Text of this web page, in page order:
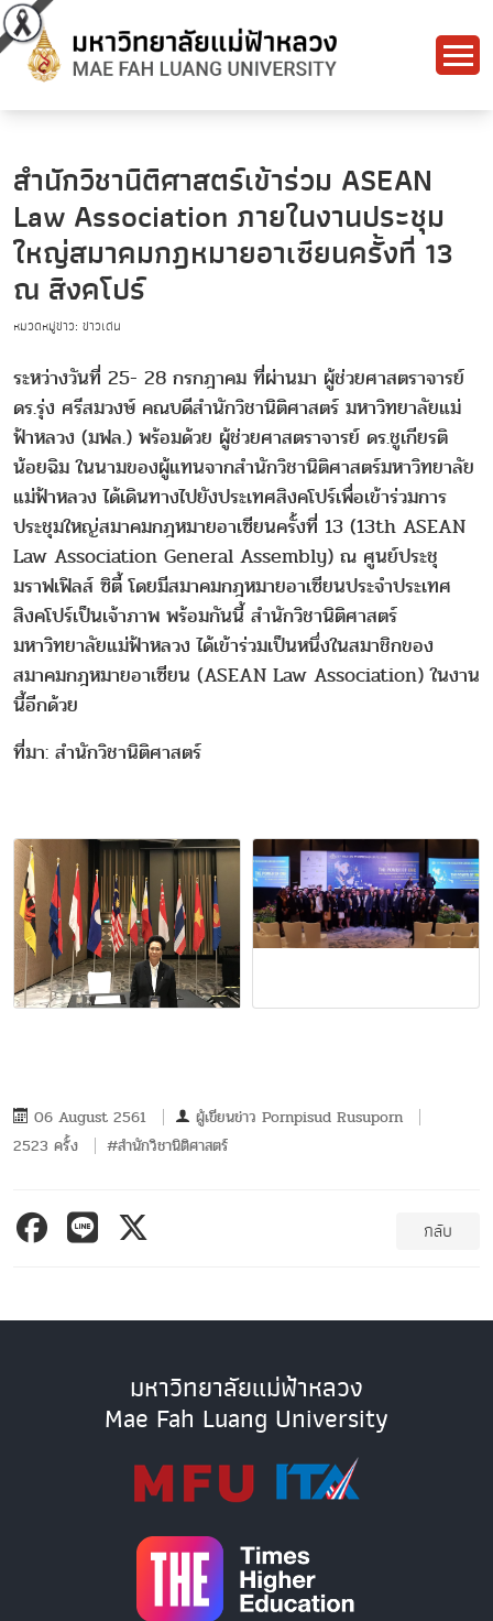
สำนักวิชานิติศาสตร์เข้าร่วม ASEAN
Law Association ภายในงานประชุม
ใหญ่สมาคมกฎหมายอาเซียนครั้งที่ 13
ณ สิงคโปร์
หมวดหมู่ข่าว: ข่าวเด่น
ระหว่างวันที่ 25- 28 กรกฎาคม ที่ผ่านมา ผู้ช่วยศาสตราจารย์
ดร.รุ่ง ศรีสมวงษ์ คณบดีสำนักวิชานิติศาสตร์ มหาวิทยาลัยแม่
ฟ้าหลวง (มฟล.) พร้อมด้วย ผู้ช่วยศาสตราจารย์ ดร.ชูเกียรติ
น้อยฉิม ในนามของผู้แทนจากสำนักวิชานิติศาสตร์มหาวิทยาลัย
แม่ฟ้าหลวง ได้เดินทางไปยังประเทศสิงคโปร์เพื่อเข้าร่วมการ
ประชุมใหญ่สมาคมกฎหมายอาเซียนครั้งที่ 13 (13th ASEAN
Law Association General Assembly) ณ ศูนย์ประชุ
มราฟเฟิลส์ ซิตี้ โดยมีสมาคมกฎหมายอาเซียนประจำประเทศ
สิงคโปร์เป็นเจ้าภาพ พร้อมกันนี้ สำนักวิชานิติศาสตร์
มหาวิทยาลัยแม่ฟ้าหลวง ได้เข้าร่วมเป็นหนึ่งในสมาชิกของ
สมาคมกฎหมายอาเซียน (ASEAN Law Association) ในงาน
นี้อีกด้วย
ที่มา: สำนักวิชานิติศาสตร์
06 August 2561 ผู้เขียนข่าว Pornpisud Rusuporn
2523 ครั้ง
#สำนักวิชานิติศาสตร์
กลับ
มหาวิทยาลัยแม่ฟ้าหลวง
Mae Fah Luang University